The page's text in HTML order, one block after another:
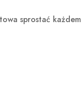
sprostać